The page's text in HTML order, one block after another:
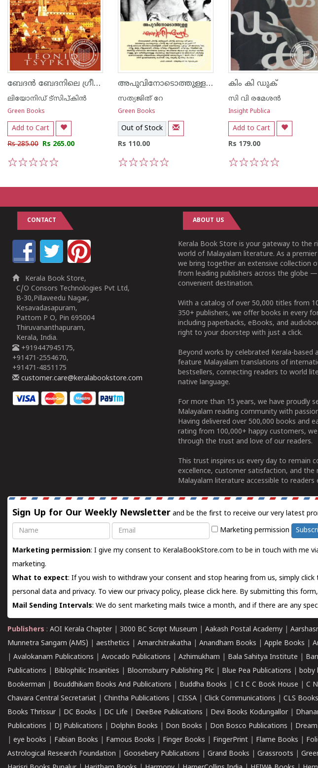
ബേദ‌ന്‍ ബേദനിലെ ഗ്രീഷ്മകാലത്ത്
ലിയോനിഡ് ട്സിപ്കിന്‍
Green Books
Add to Cart
Rs 285.00 Rs 265.00
അപുവിനോടൊത്തുള്ള എന്റെ ദിനങ്ങള്‍
സത്യജിത് റേ
Green Books
Out of Stock
Rs 110.00
കിം കി ഡുക്
സി വി രമേശന്‍
Insight Publica
Add to Cart
Rs 179.00
CONTACT
Kerala Book Store,
C/O Consors Technologies Pvt Ltd,
B-30,Pillaveedu Nagar,
Kesavadasapuram,
Pattom P O, Pin 695004
Thiruvananthapuram,
Kerala, India.
+919447945175,
+91471-2554670,
+91471-4851175
customer.care@keralabookstore.com
ABOUT US
Kerala Book Store is your gateway to the
world of Malayalam literature. As a
we bring together an extensive collection
from leading publishers across the globe
convenient destination.
With a catalog of over 50,000 titles from
350+ publishers, we offer books in every
including paperbacks, eBooks, and
right to your doorstep with just a click.
Beyond works by celebrated Kerala-based
feature Malayalam translations of
bestsellers, connecting readers to world
native language.
For more than 15 years, we have proudly
Malayalam reading community with
Having delivered over 500,000 books and
rating from 100,000+ happy customers,
through the trust and love of our readers.
This trust inspires us every day to remain
excellence, customer satisfaction, and the
Malayalam literature accessible to readers
Sign Up for Our Weekly Newsletter and be the first to receive our very latest
Name
Email Marketing permission
Marketing permission: I give my consent to KeralaBookStore.com to be in touch with me
marketing.
What to expect: If you wish to withdraw your consent and stop hearing from us, simply
personal data and privacy. To view our privacy policy, please click here. By submitting this
Mail Sending Intervals: We do sent marketing mails twice a month, and if there are any
Publishers : AOI Kerala Chapter| 3000 BC Script Museum Aakash Postal Academy
Munnetra Sangam (AMS)
aesthetics Amarchitrakatha Anandham Books Apple Books
Avalokanam Publications Avocado Publications Azhimukham Bala Sahitya Institute
Publications
Biblophilic Insanities Bloomsburry Publishing Plc Blue Pea Publications boby
Bookerman
Bouddhikam Books And Publications Buddha Books C I C C Book House C
Chavara Central Secretariat
Chintha Publications CISSA Click Communications CLS Books
Books Thrissur| DC Books DC Life DeeBee Publications Devi Books Kodungallor|
Publications
DJ Publications Dolphin Books Don Books Don Bosco Publications
eye books Fabian Books Famous Books Finger Books FingerPrint Flame Books
Astrological Research Foundation
Goosebery Publications Grand Books Grassroots